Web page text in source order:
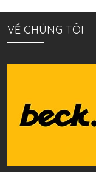
VỀ CHÚNG TÔI